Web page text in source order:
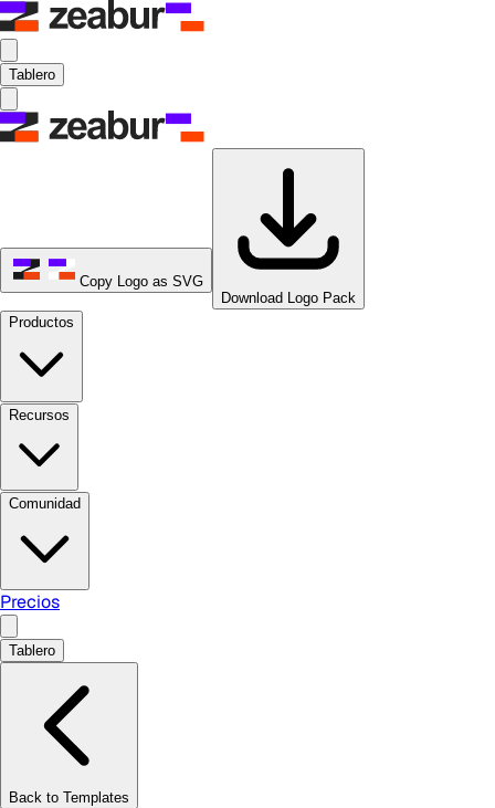
Tablero
Copy Logo as SVG
Download Logo Pack
Productos
Recursos
Comunidad
Precios
Tablero
Back to Templates